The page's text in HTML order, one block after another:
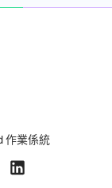
作業係統